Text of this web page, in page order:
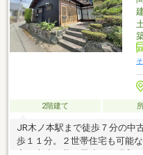
2階建て
JR木ノ本駅まで徒歩７分の中
歩１１分。２世帯住宅も可能